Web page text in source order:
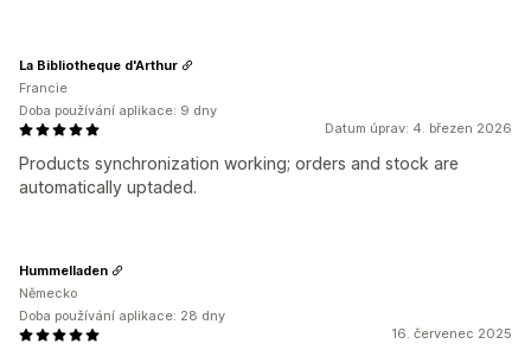
Datum úprav: 4. březen 2026
Products synchronization working; orders and stock are
automatically uptaded.
La Bibliotheque d'Arthur
Francie
Doba používání aplikace: 9 dny
16. červenec 2025
Hummelladen
Německo
Doba používání aplikace: 28 dny